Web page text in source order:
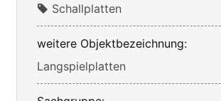
Schallplatten
weitere Objektbezeichnung:
Langspielplatten